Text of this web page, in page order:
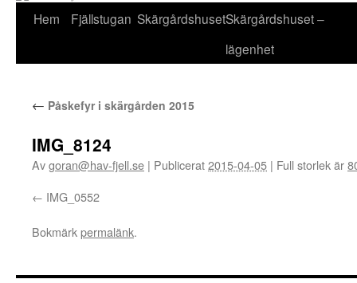
Hem Fjällstugan SkärgårdshusetSkärgårdshuset –
lägenhet
← Påskefyr i skärgården 2015
IMG_8124
Avgoran@hav-fjell.se | Publicerat2015-04-05 | Full storlek är
IMG_0552
Bokmärkpermalänk.